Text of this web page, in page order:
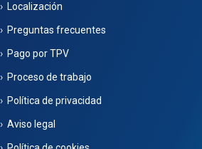
Localización
Preguntas frecuentes
Pago por TPV
Proceso de trabajo
Política de privacidad
Aviso legal